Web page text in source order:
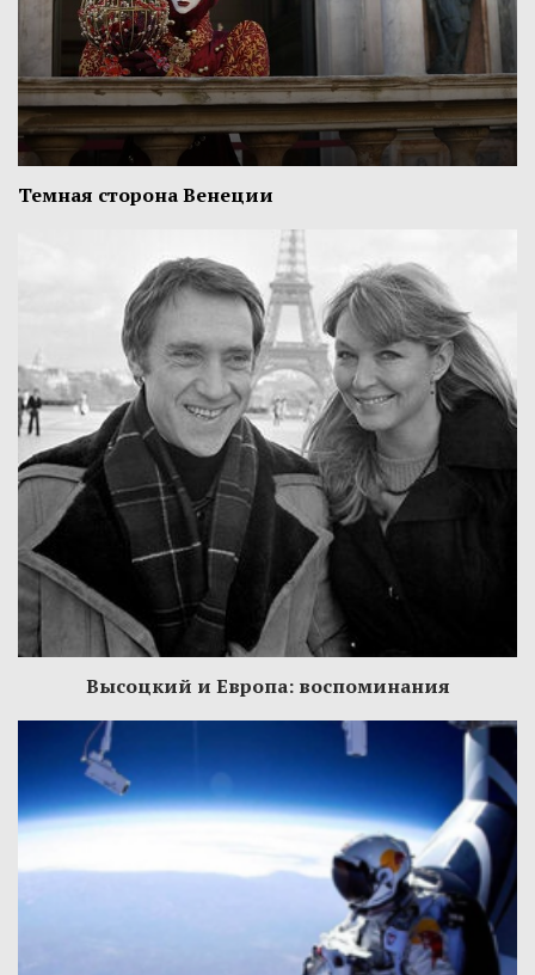
Темная сторона Венеции
Высоцкий и Европа: воспоминания